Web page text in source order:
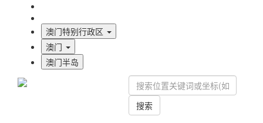
澳门特别行政区
澳门
澳门半岛
搜索